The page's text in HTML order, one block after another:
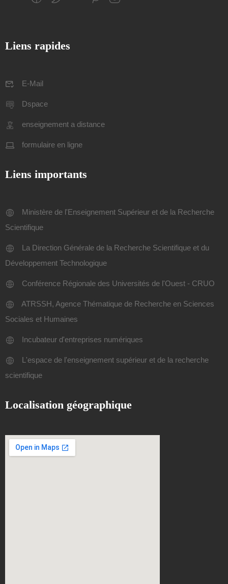
Liens rapides
E-Mail
Dspace
enseignement a distance
formulaire en ligne
Liens importants
Ministère de l'Enseignement Supérieur et de la Recherche
Scientifique
La Direction Générale de la Recherche Scientifique et du
Développement Technologique
Conférence Régionale des Universités de l'Ouest - CRUO
ATRSSH, Agence Thématique de Recherche en Sciences
Sociales et Humaines
Incubateur d'entreprises numériques
L'espace de l'enseignement supérieur et de la recherche
scientifique
Localisation géographique